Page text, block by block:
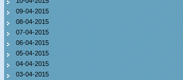
09-04-2015
08-04-2015
07-04-2015
06-04-2015
05-04-2015
04-04-2015
03-04-2015